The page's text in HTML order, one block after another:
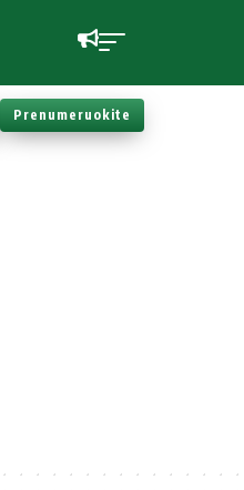
Prenumeruokite